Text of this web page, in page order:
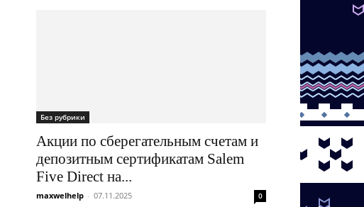
Без рубрики
Акции по сберегательным счетам и
депозитным сертификатам Salem
Five Direct на...
maxwelhelp - 07.11.2025 0